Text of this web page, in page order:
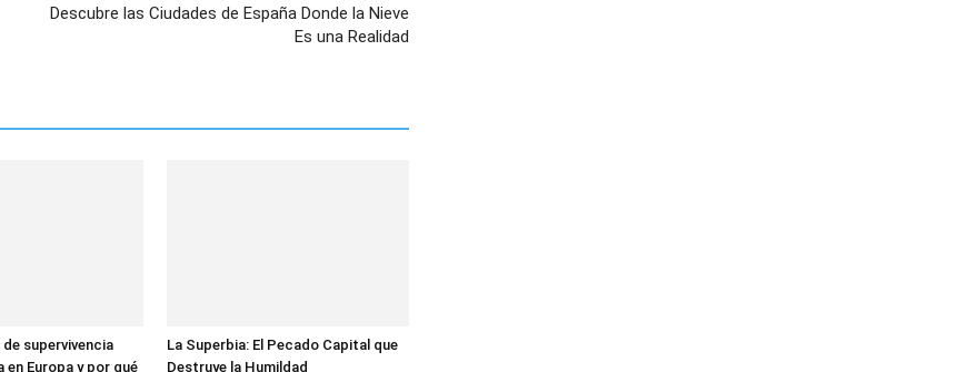
Descubre las Ciudades de España Donde la Nieve
Es una Realidad
de supervivencia
en Europa y por qué
La Superbia: El Pecado Capital que
Destruye la Humildad